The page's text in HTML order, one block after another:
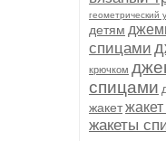
геометрический
детям
спицами
крючком
спицами
жакет
жакеты